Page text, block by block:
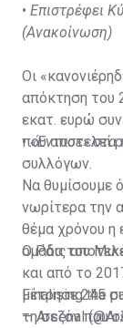
• Επιστρέφει
(Ανακοίνωση)
Οι
απόκτηση του
εκατ. ευρώ
που αποτελεί
συλλόγων.
•«Έντυσε» στα
Να θυμίσουμε
νωρίτερα την
θέμα χρόνου η
ομάδα του
Ο Ράις
και από το
μέτρησε 245
τη σεζόν που
Finalising the
— Arsenal